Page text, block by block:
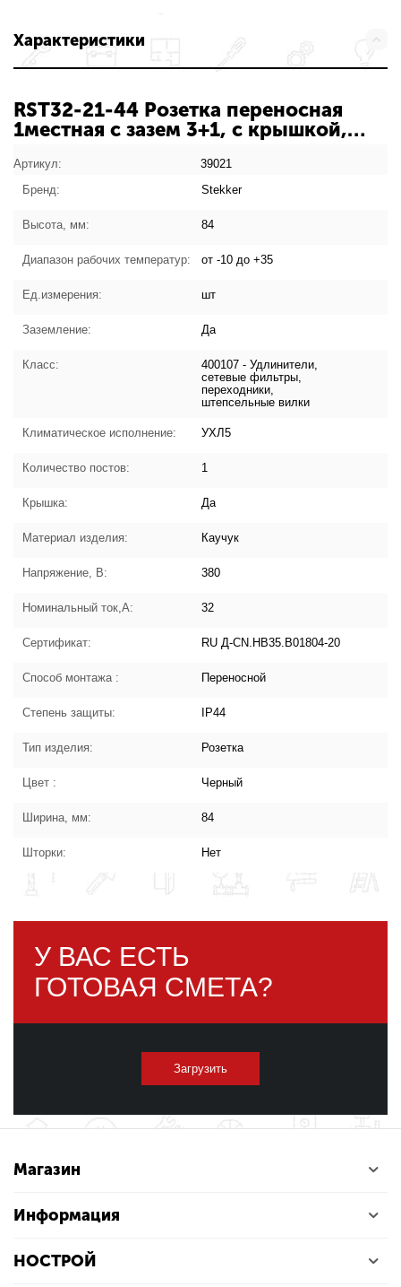
Характеристики
RST32-21-44 Розетка переносная
1местная c зазем 3+1, с крышкой,
3057139: характеристики товара
Артикул:
39021
Бренд:
Stekker
Высота, мм: 84
Диапазон рабочих температур: от -10 до +35
Ед.измерения: шт
Заземление: Да
Класс:
400107 - Удлинители,
сетевые фильтры,
переходники,
штепсельные вилки
Климатическое исполнение: УХЛ5
Количество постов: 1
Крышка: Да
Материал изделия: Каучук
Напряжение, В: 380
Номинальный ток,А: 32
Сертификат: RU Д-CN.HB35.B01804-20
Способ монтажа : Переносной
Степень защиты: IP44
Тип изделия: Розетка
Цвет : Черный
Ширина, мм: 84
Шторки: Нет
У ВАС ЕСТЬ
ГОТОВАЯ СМЕТА?
Загрузить
Магазин
Информация
НОСТРОЙ